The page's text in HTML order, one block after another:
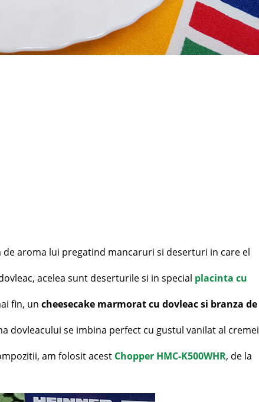
de aroma lui pregatind mancaruri si deserturi in care el
acelea sunt deserturile si in special placinta cu
fin, un cheesecake marmorat cu dovleac si branza de
dovleacului se imbina perfect cu gustul vanilat al cremei
am folosit acest Chopper HMC-K500WHR, de la